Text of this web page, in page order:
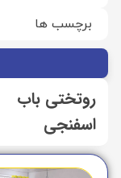
روتختی باب
اسفنجی